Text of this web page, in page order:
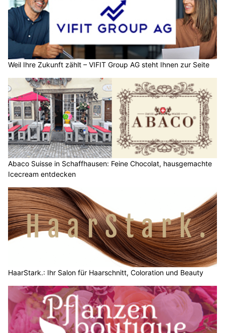
Weil Ihre Zukunft zählt – VIFIT Group AG steht Ihnen zur Seite
Abaco Suisse in Schaffhausen: Feine Chocolat, hausgemachte
Icecream entdecken
HaarStark.: Ihr Salon für Haarschnitt, Coloration und Beauty